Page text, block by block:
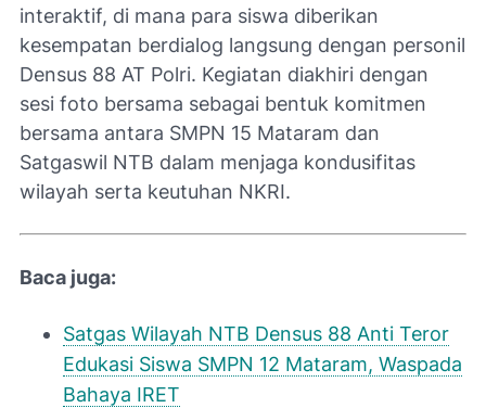
interaktif, di mana para siswa diberikan
kesempatan berdialog langsung dengan personil
Densus 88 AT Polri. Kegiatan diakhiri dengan
sesi foto bersama sebagai bentuk komitmen
bersama antara SMPN 15 Mataram dan
Satgaswil NTB dalam menjaga kondusifitas
wilayah serta keutuhan NKRI.
Baca juga:
Satgas Wilayah NTB Densus 88 Anti Teror
Edukasi Siswa SMPN 12 Mataram, Waspada
Bahaya IRET